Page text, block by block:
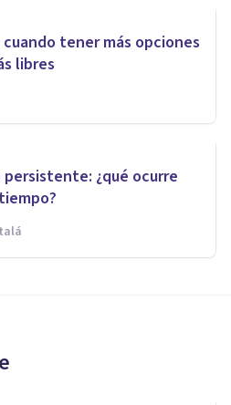
tener más opciones
libres
¿qué ocurre